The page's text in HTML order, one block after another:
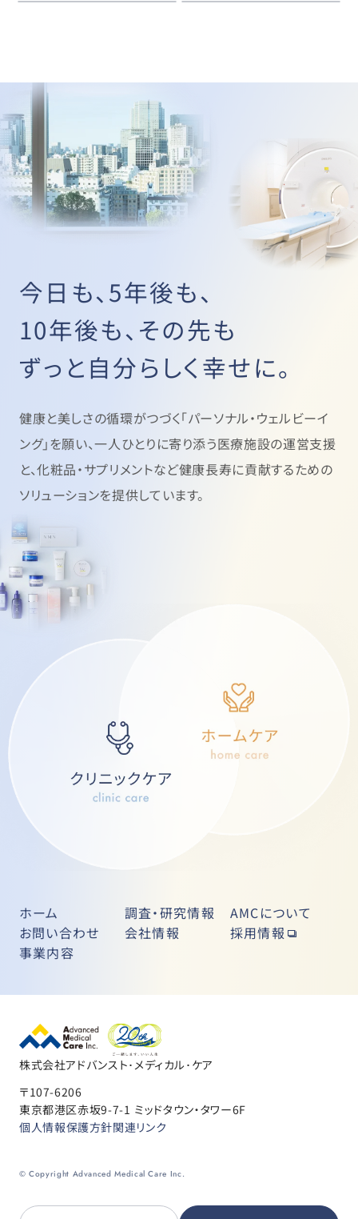
今日も、5年後も、
10年後も、その先も
ずっと自分らしく幸せに。
健康と美しさの循環がつづく「パーソナル・ウェルビーイ
ング」を願い、一人ひとりに寄り添う医療施設の運営支援
と、化粧品・サプリメントなど健康長寿に貢献するための
ソリューションを提供しています。
ホーム 調査・研究情報
AMCについて
お問い合わせ
会社情報
採用情報
事業内容
株式会社アドバンスト･メディカル･ケア
〒107-6206
東京都港区赤坂9-7-1 ミッドタウン・タワー6F
個人情報保護方針関連リンク
© Copyright Advanced Medical Care Inc.